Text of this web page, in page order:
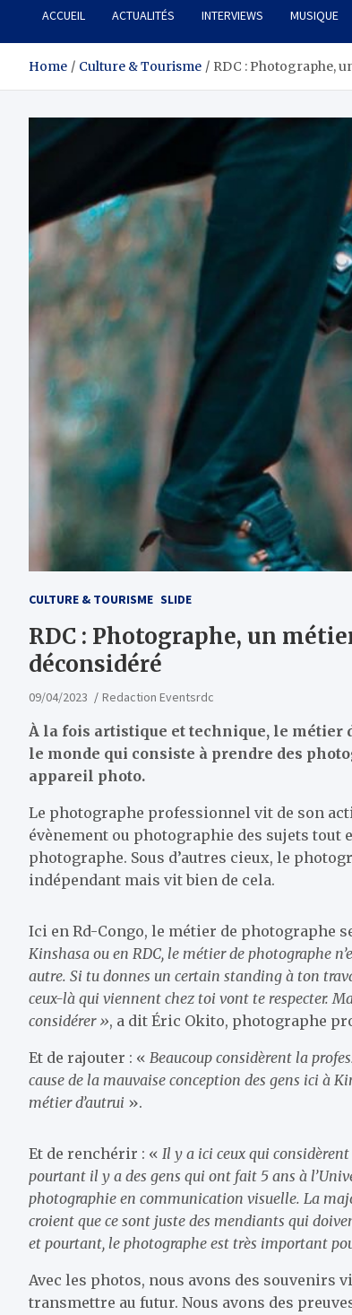
ACCUEIL ACTUALITÉS INTERVIEWS MUSIQUE
Home Culture & Tourisme RDC : Photographe,
CULTURE & TOURISME SLIDE
RDC : Photographe, un
déconsidéré
09/04/2023 Redaction Eventsrdc
À la fois artistique et technique, le métier
le monde qui consiste à prendre des
appareil photo.
Le photographe professionnel vit de son
évènement ou photographie des sujets tout
photographe. Sous d’autres cieux, le
indépendant mais vit bien de cela.
Ici en Rd-Congo, le métier de photographe
Kinshasa ou en RDC, le métier de photographe
autre. Si tu donnes un certain standing à ton
ceux-là qui viennent chez toi vont te respecter.
considérer », a dit Éric Okito, photographe
Et de rajouter : « Beaucoup considèrent la
cause de la mauvaise conception des gens ici à
métier d’autrui ».
Et de renchérir : « Il y a ici ceux qui
pourtant il y a des gens qui ont fait 5 ans à
photographie en communication visuelle. La
croient que ce sont juste des mendiants qui
et pourtant, le photographe est très important
Avec les photos, nous avons des souvenirs
transmettre au futur. Nous avons des